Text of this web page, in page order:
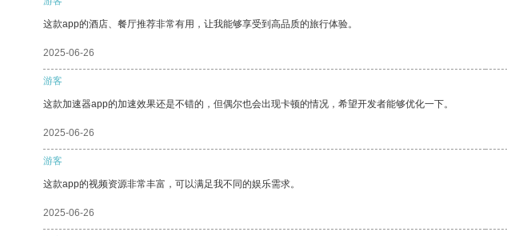
这款app的酒店、餐厅推荐非常有用，让我能够享受到高品质的旅行体验。
2025-06-26
游客
这款加速器app的加速效果还是不错的，但偶尔也会出现卡顿的情况，希望开发者能够优化一下。
2025-06-26
游客
这款app的视频资源非常丰富，可以满足我不同的娱乐需求。
2025-06-26